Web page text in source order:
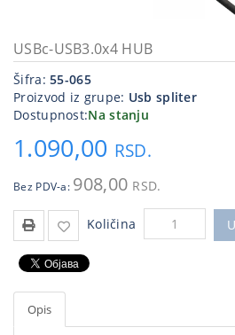
priključci
Kućna
tehnika
Poslovna
program
USBc-USB3.0x4 HUB
Šifra:55-065
Proizvod iz grupe: Usb spliter
Dostupnost:Na stanju
1.090,00 RSD.
Bez PDV-a: 908,00 RSD.
Količina
Opis